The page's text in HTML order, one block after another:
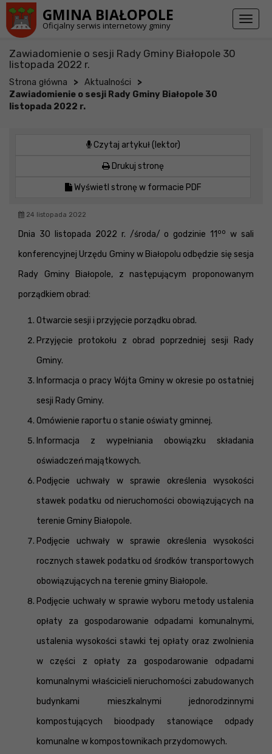
GMINA BIAŁOPOLE
Oficjalny serwis internetowy gminy
Toggle
Zawiadomienie o sesji Rady Gminy Białopole 30
listopada 2022 r.
Strona główna > Aktualności >
Zawiadomienie o sesji Rady Gminy Białopole 30
listopada 2022 r.
Czytaj artykuł (lektor)
Drukuj stronę
Wyświetl stronę w formacie PDF
24 listopada 2022
Dnia 30 listopada 2022 r. /środa/ o godzinie 11 oow sali
konferencyjnej Urzędu Gminy w Białopolu odbędzie się sesja
Rady Gminy Białopole, z następującym proponowanym
porządkiem obrad:
Otwarcie sesji i przyjęcie porządku obrad.
Przyjęcie protokołu z obrad poprzedniej sesji Rady
Gminy.
Informacja o pracy Wójta Gminy w okresie po ostatniej
sesji Rady Gminy.
Omówienie raportu o stanie oświaty gminnej.
Informacja z wypełniania obowiązku składania
oświadczeń majątkowych.
Podjęcie uchwały w sprawie określenia wysokości
stawek podatku od nieruchomości obowiązujących na
terenie Gminy Białopole.
Podjęcie uchwały w sprawie określenia wysokości
rocznych stawek podatku od środków transportowych
obowiązujących na terenie gminy Białopole.
Podjęcie uchwały w sprawie wyboru metody ustalenia
opłaty za gospodarowanie odpadami komunalnymi,
ustalenia wysokości stawki tej opłaty oraz zwolnienia
w części z opłaty za gospodarowanie odpadami
komunalnymi właścicieli nieruchomości zabudowanych
budynkami mieszkalnymi jednorodzinnymi
kompostujących bioodpady stanowiące odpady
komunalne w kompostownikach przydomowych.